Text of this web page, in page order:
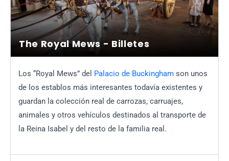
The Royal Mews - Billetes
Los “Royal Mews” del Palacio de Buckingham son unos
de los establos más interesantes todavía existentes y
guardan la colección real de carrozas, carruajes,
animales y otros vehículos destinados al transporte de
la Reina Isabel y del resto de la familia real.